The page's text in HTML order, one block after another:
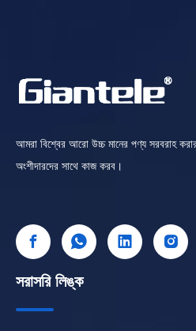
আমরা বিশ্বের আরো উচ্চ মানের পণ্য সরবরাহ
অংশীদারদের সাথে কাজ করব।
সরাসরি লিঙ্ক